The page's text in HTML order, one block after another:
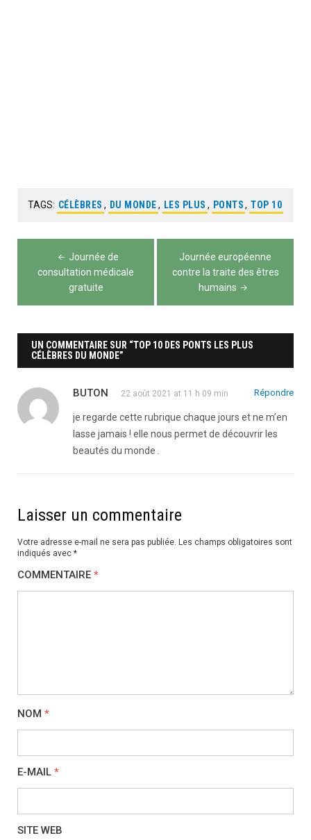
TAGS: CÉLÈBRES , DU MONDE, LES PLUS , PONTS , TOP 10
Navigation
de
l’article
Journée de
consultation médicale
gratuite
Journée européenne
contre la traite des êtres
humains
UN COMMENTAIRE SUR “TOP 10 DES PONTS LES PLUS
CÉLÈBRES DU MONDE”
BUTON 22 août 2021 at 11 h 09 min Répondre
je regarde cette rubrique chaque jours et ne m’en
lasse jamais ! elle nous permet de découvrir les
beautés du monde .
Laisser un commentaire
Votre adresse e-mail ne sera pas publiée. Les champs obligatoires sont
indiqués avec *
COMMENTAIRE *
NOM *
E-MAIL *
SITE WEB